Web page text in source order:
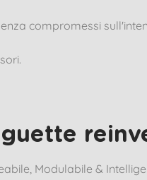
compromessi
Modulabile &